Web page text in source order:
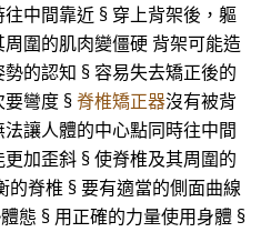
中間靠近 § 穿上背架後，軀
圍的肌肉變僵硬 背架可能造
的認知 § 容易失去矯正後的
彎度 §脊椎矯正器沒有被背
讓人體的中心點同時往中間
加歪斜 § 使脊椎及其周圍的
的脊椎 § 要有適當的側面曲線
態 § 用正確的力量使用身體 §